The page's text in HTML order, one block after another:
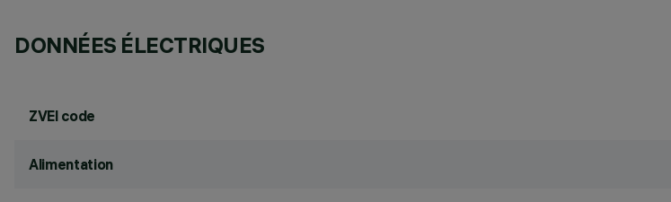
DONNÉES ÉLECTRIQUES
ZVEI code
Alimentation